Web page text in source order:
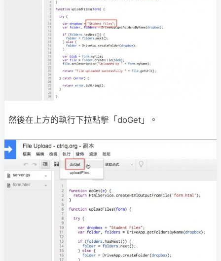
然後在上方的執行下拉點擊「doGet」。